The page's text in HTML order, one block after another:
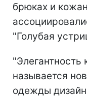
брюках и
"Голубая
"Элегантность
называется
одежды